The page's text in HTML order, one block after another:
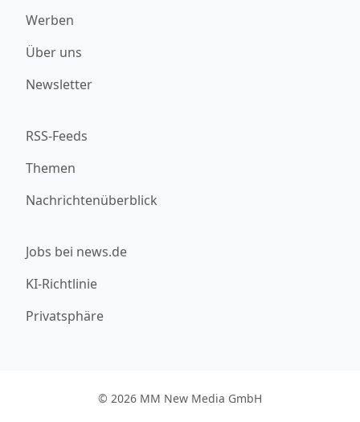
Werben
Über uns
Newsletter
RSS-Feeds
Themen
Nachrichtenüberblick
Jobs bei news.de
KI-Richtlinie
Privatsphäre
© 2026 MM New Media GmbH